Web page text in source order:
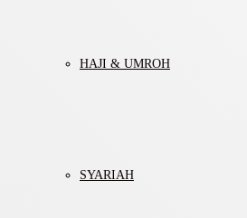
HAJI & UMROH
SYARIAH